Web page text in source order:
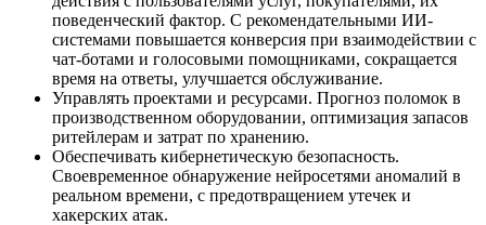
поведенческий фактор. С рекомендательными ИИ-
системами повышается конверсия при взаимодействии с
чат-ботами и голосовыми помощниками, сокращается
время на ответы, улучшается обслуживание.
Управлять проектами и ресурсами. Прогноз поломок в
производственном оборудовании, оптимизация запасов
ритейлерам и затрат по хранению.
Обеспечивать кибернетическую безопасность.
Своевременное обнаружение нейросетями аномалий в
реальном времени, с предотвращением утечек и
хакерских атак.